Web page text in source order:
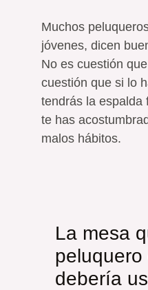
Muchos
jóvenes, dicen
No es cuestión
cuestión que si lo
tendrás la espalda
te has
malos hábitos.
La mesa
debería